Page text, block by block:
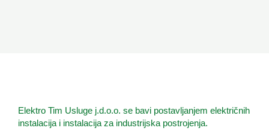
Elektro Tim Usluge j.d.o.o. se bavi postavljanjem električnih
instalacija i instalacija za industrijska postrojenja.